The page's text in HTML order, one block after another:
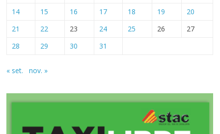
14
15 16 17 18 19
20
21
22 23 24 25 26
27
28
29 30 31
« set. nov. »